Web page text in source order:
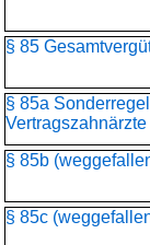
§ 85
§ 85a
§ 85b
§ 85c